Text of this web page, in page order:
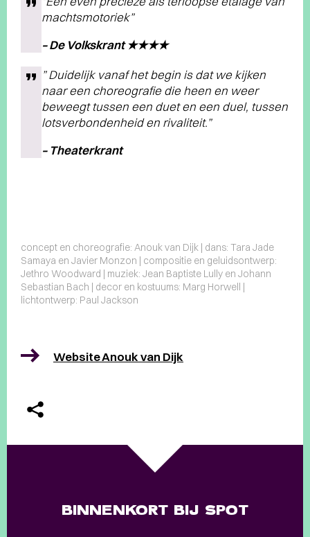
machtsmotoriek”
– De Volkskrant ★★★★
” Duidelijk vanaf het begin is dat we kijken
naar een choreografie die heen en weer
beweegt tussen een duet en een duel, tussen
lotsverbondenheid en rivaliteit.”
– Theaterkrant
concept en choreografie: Anouk van Dijk | dans: Tara Jade
Samaya en Javier Monzon | compositie en geluidsontwerp:
Jethro Woodward | muziek: Jean Baptiste Lully en Johann
Sebastian Bach | decor en kostuums: Marg Horwell |
lichtontwerp: Paul Jackson
Website Anouk van Dijk
BINNENKORT BIJ SPOT